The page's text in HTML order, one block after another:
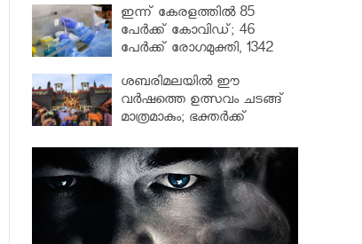
ഇന്ന് കേരളത്തിൽ 85
പേർക്ക് കോവിഡ്; 46
പേർക്ക് രോഗമുക്തി, 1342
ശബരിമലയില്‍ ഈ
വർഷത്തെ ഉത്സവം ചടങ്ങ്
മാത്രമാകും; ഭക്തർക്ക്